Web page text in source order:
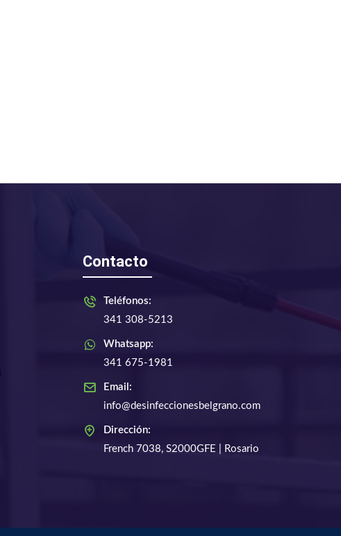
Contacto
Teléfonos:
341 308-5213
Whatsapp:
341 675-1981
Email:
info@desinfeccionesbelgrano.com
Dirección:
French 7038, S2000GFE | Rosario